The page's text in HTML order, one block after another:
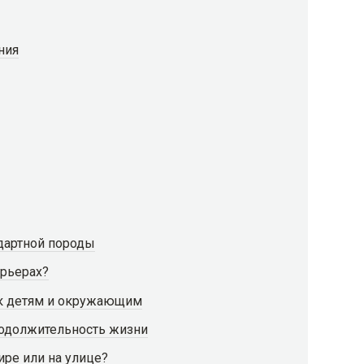
породы
детям и окружающим
жизни
или на улице?